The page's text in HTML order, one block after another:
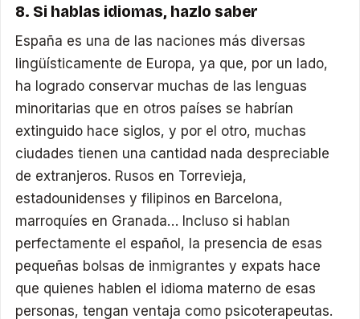
8. Si hablas idiomas, hazlo saber
España es una de las naciones más diversas
lingüísticamente de Europa, ya que, por un lado,
ha logrado conservar muchas de las lenguas
minoritarias que en otros países se habrían
extinguido hace siglos, y por el otro, muchas
ciudades tienen una cantidad nada despreciable
de extranjeros. Rusos en Torrevieja,
estadounidenses y filipinos en Barcelona,
marroquíes en Granada… Incluso si hablan
perfectamente el español, la presencia de esas
pequeñas bolsas de inmigrantes y expats hace
que quienes hablen el idioma materno de esas
personas, tengan ventaja como psicoterapeutas.